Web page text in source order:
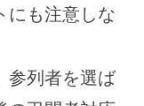
にも注意しな
参列者を選ば